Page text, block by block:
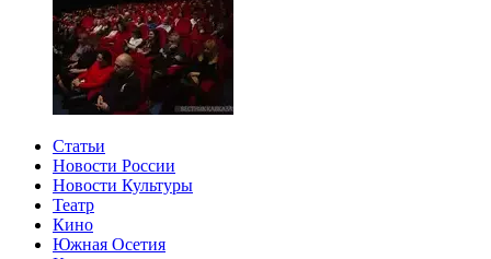
Статьи
Новости России
Новости Культуры
Театр
Кино
Южная Осетия